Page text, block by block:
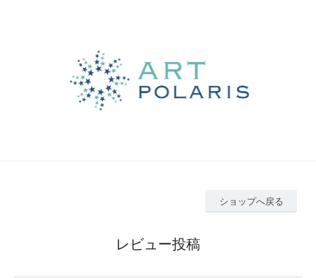
ショップへ戻る
レビュー投稿